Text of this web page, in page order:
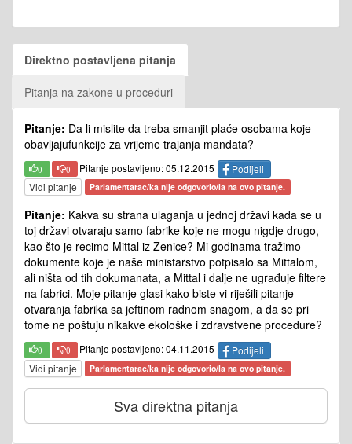
Direktno postavljena pitanja
Pitanja na zakone u proceduri
Pitanje: Da li mislite da treba smanjit plaće osobama koje
obavljajufunkcije za vrijeme trajanja mandata?
0 0 Pitanje postavljeno: 05.12.2015
Podijeli
Vidi pitanje
Parlamentarac/ka nije odgovorio/la na ovo pitanje.
Pitanje: Kakva su strana ulaganja u jednoj državi kada se u
toj državi otvaraju samo fabrike koje ne mogu nigdje drugo,
kao što je recimo Mittal iz Zenice? Mi godinama tražimo
dokumente koje je naše ministarstvo potpisalo sa Mittalom,
ali ništa od tih dokumanata, a Mittal i dalje ne ugrađuje filtere
na fabrici. Moje pitanje glasi kako biste vi riješili pitanje
otvaranja fabrika sa jeftinom radnom snagom, a da se pri
tome ne poštuju nikakve ekološke i zdravstvene procedure?
0 0 Pitanje postavljeno: 04.11.2015
Podijeli
Vidi pitanje
Parlamentarac/ka nije odgovorio/la na ovo pitanje.
Sva direktna pitanja